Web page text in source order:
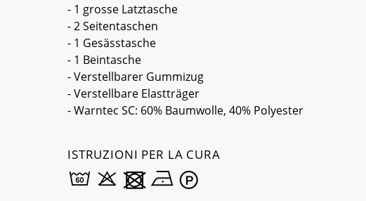
- 1 grosse Latztasche
- 2 Seitentaschen
- 1 Gesässtasche
- 1 Beintasche
- Verstellbarer Gummizug
- Verstellbare Elastträger
- Warntec SC: 60% Baumwolle, 40% Polyester
ISTRUZIONI PER LA CURA